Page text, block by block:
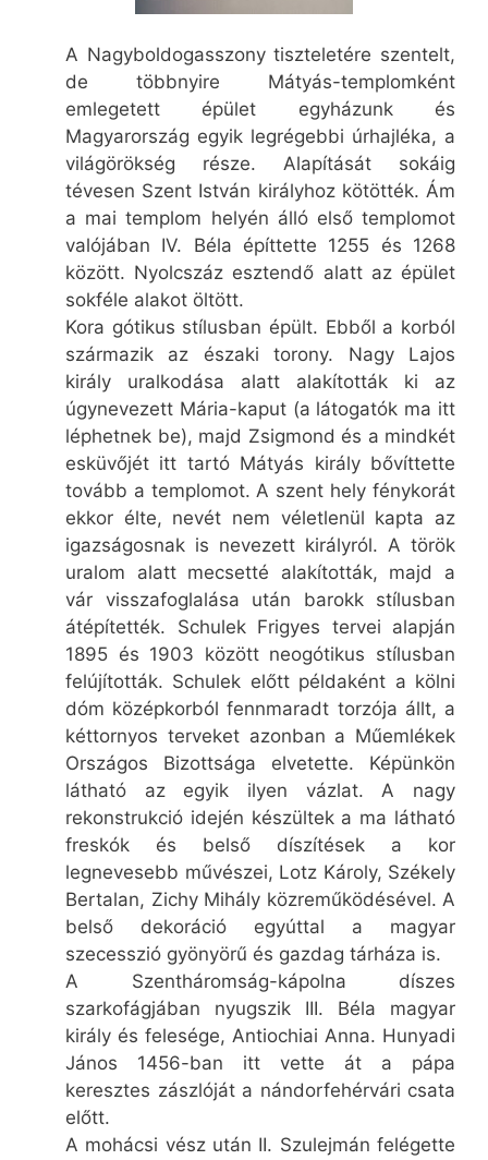
A Nagyboldogasszony tiszteletére szentelt,
de többnyire Mátyás-templomként
emlegetett épület egyházunk és
Magyarország egyik legrégebbi úrhajléka, a
világörökség része. Alapítását sokáig
tévesen Szent István királyhoz kötötték. Ám
a mai templom helyén álló első templomot
valójában IV. Béla építtette 1255 és 1268
között. Nyolcszáz esztendő alatt az épület
sokféle alakot öltött.
Kora gótikus stílusban épült. Ebből a korból
származik az északi torony. Nagy Lajos
király uralkodása alatt alakították ki az
úgynevezett Mária-kaput (a látogatók ma itt
léphetnek be), majd Zsigmond és a mindkét
esküvőjét itt tartó Mátyás király bővíttette
tovább a templomot. A szent hely fénykorát
ekkor élte, nevét nem véletlenül kapta az
igazságosnak is nevezett királyról. A török
uralom alatt mecsetté alakították, majd a
vár visszafoglalása után barokk stílusban
átépítették. Schulek Frigyes tervei alapján
1895 és 1903 között neo­gótikus stílusban
felújították. Schulek előtt példaként a kölni
dóm középkorból fennmaradt torzója állt, a
kéttornyos terveket azonban a Műemlékek
Országos Bizottsága elvetette. Képünkön
látható az egyik ilyen vázlat. A nagy
rekonstrukció idején készültek a ma látható
freskók és belső díszítések a kor
legnevesebb művészei, Lotz Károly, Székely
Bertalan, Zichy Mihály közreműködésével. A
belső dekoráció egyúttal a magyar
szecesszió gyönyörű és gazdag tárháza is.
A Szentháromság-kápolna díszes
szarkofágjában nyugszik III. Béla magyar
király és felesége, Antiochiai Anna. Hunyadi
János 1456-ban itt vette át a pápa
keresztes zászlóját a nándorfehérvári csata
előtt.
A mohácsi vész után II. Szulejmán felégette